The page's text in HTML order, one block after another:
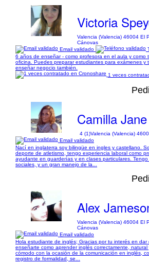
Victoria
Valencia (Valencia) 46004 El
Cánovas
Email validado
6 años de enseñar - como profesora en el aula y como
oficina. Puedes preparar estudiantes para exámenes y
enseñar negocio también.
1 veces
Camilla
4 (1)Valencia (Valencia)
Email validado
Nací en inglaterra soy bilingüe en ingles y castellano.
deporte de atletismo, tengo experiencia laboral como
ayudante en guarderías y en clases particulares.
sociales, y un gran manejo de la...
Alex
Valencia (Valencia) 46004 El
Cánovas
Email validado
Hola estudiante de inglés; Gracias por tu interés en dar
enseñarte como aprender inglés correctamente,
cómodo con la ocasión de la comunicación en inglés,
registro de formalidad, se...